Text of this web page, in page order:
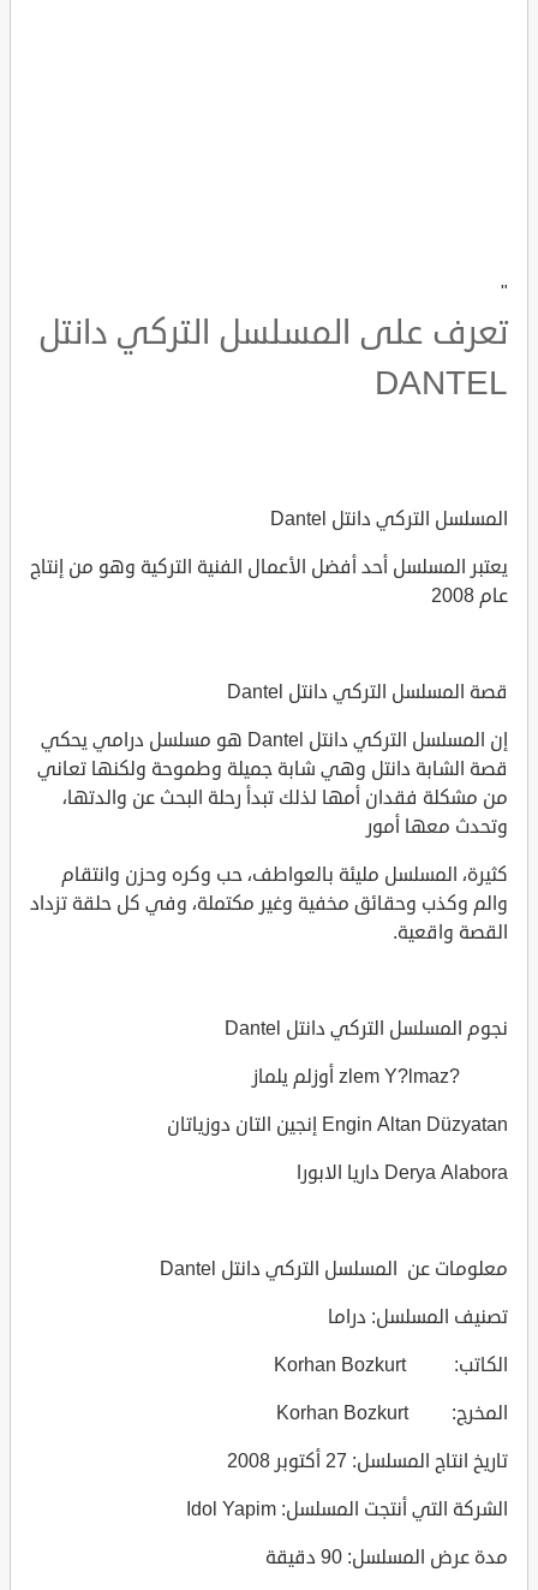
"
تعرف على المسلسل التركي دانتل
DANTEL
المسلسل التركي دانتل Dantel
يعتبر المسلسل أحد أفضل الأعمال الفنية التركية وهو من إنتاج
عام 2008
قصة المسلسل التركي دانتل Dantel
إن المسلسل التركي دانتل Dantel هو مسلسل درامي يحكي
قصة الشابة دانتل وهي شابة جميلة وطموحة ولكنها تعاني
من مشكلة فقدان أمها لذلك تبدأ رحلة البحث عن والدتها،
وتحدث معها أمور
كثيرة، المسلسل مليئة بالعواطف، حب وكره وحزن وانتقام
والم وكذب وحقائق مخفية وغير مكتملة، وفي كل حلقة تزداد
القصة واقعية.
نجوم المسلسل التركي دانتل Dantel
?zlem Y?lmaz أوزلم يلماز
Engin Altan Düzyatan إنجين التان دوزياتان
Derya Alabora داريا الابورا
معلومات عن المسلسل التركي دانتل Dantel
تصنيف المسلسل: دراما
الكاتب: Korhan Bozkurt
المخرج: Korhan Bozkurt
تاريخ انتاج المسلسل: 27 أكتوبر 2008
الشركة التي أنتجت المسلسل: Idol Yapim
مدة عرض المسلسل: 90 دقيقة